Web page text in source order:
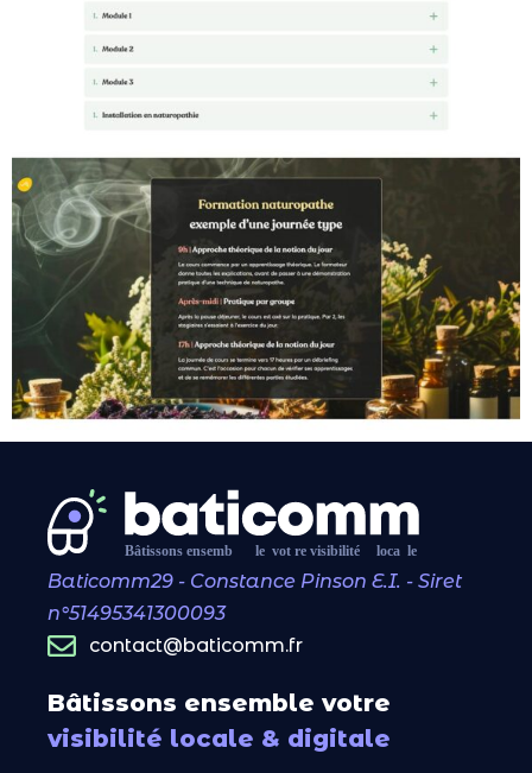
Baticomm29 - Constance Pinson E.I. - Siret
n°51495341300093
contact@baticomm.fr
Bâtissons ensemble votre
visibilité locale & digitale